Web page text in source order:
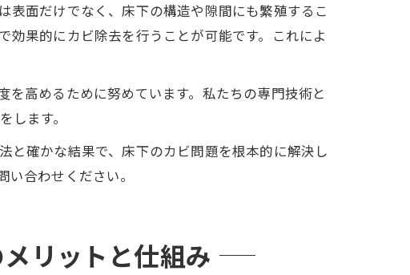
面だけでなく、床下の構造や隙間にも繁殖するこ
果的にカビ除去を行うことが可能です。これによ
高めるために努めています。私たちの専門技術と
ます。
と確かな結果で、床下のカビ問題を根本的に解決し
合わせください。
リットと仕組み